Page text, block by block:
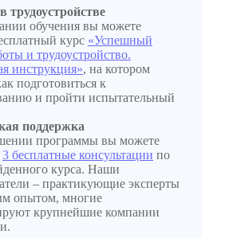
обучения вы можете
курс «Успешный
и трудоустройство.
инструкция», на котором
подготовиться к
и пройти испытательный
поддержка
программы вы можете
3 бесплатные консультации по
курса. Наши
– практикующие эксперты
опытом, многие
крупнейшие компании